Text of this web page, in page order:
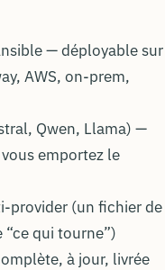
— déployable sur
AWS, on-prem,
Qwen, Llama) —
emportez le
provider (un fichier de
qui tourne”)
à jour, livrée